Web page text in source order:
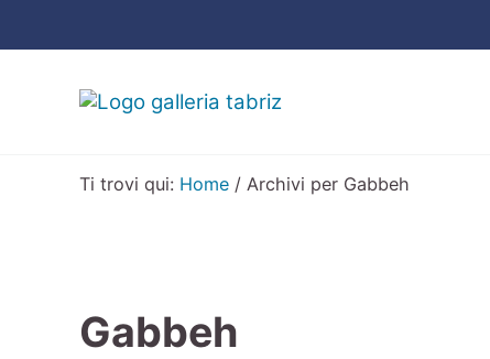
Ti trovi qui: Home / Archivi per Gabbeh
Gabbeh